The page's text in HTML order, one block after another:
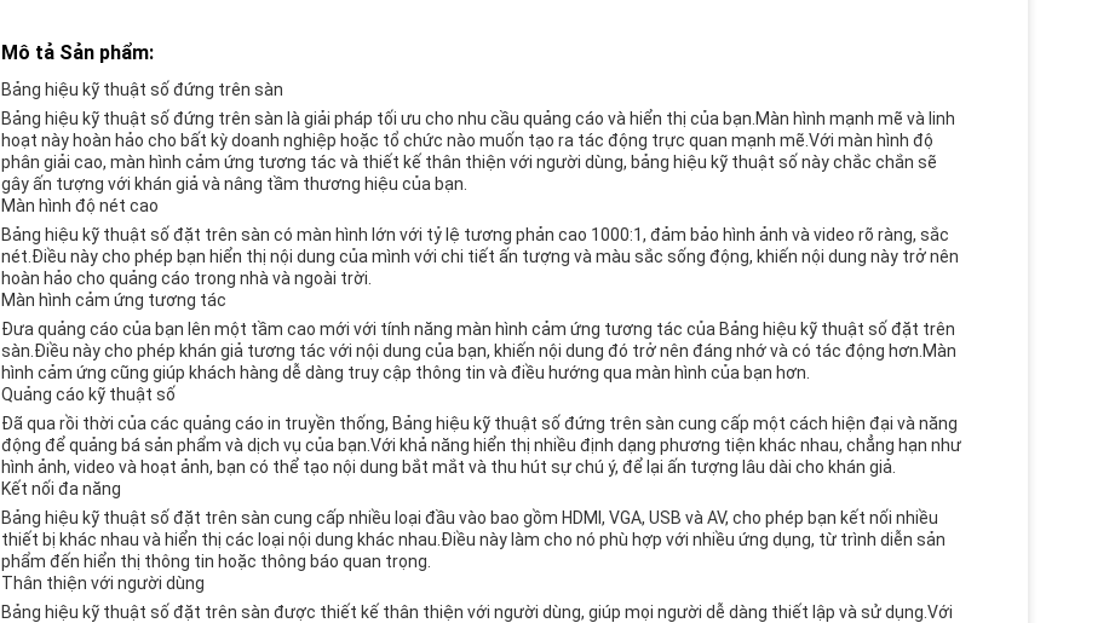
Mô tả Sản phẩm:
Bảng hiệu kỹ thuật số đứng trên sàn
Bảng hiệu kỹ thuật số đứng trên sàn là giải pháp tối ưu cho nhu cầu quảng cáo và hiển thị của bạn.Màn hình mạnh mẽ và linh
hoạt này hoàn hảo cho bất kỳ doanh nghiệp hoặc tổ chức nào muốn tạo ra tác động trực quan mạnh mẽ.Với màn hình độ
phân giải cao, màn hình cảm ứng tương tác và thiết kế thân thiện với người dùng, bảng hiệu kỹ thuật số này chắc chắn sẽ
gây ấn tượng với khán giả và nâng tầm thương hiệu của bạn.
Màn hình độ nét cao
Bảng hiệu kỹ thuật số đặt trên sàn có màn hình lớn với tỷ lệ tương phản cao 1000:1, đảm bảo hình ảnh và video rõ ràng, sắc
nét.Điều này cho phép bạn hiển thị nội dung của mình với chi tiết ấn tượng và màu sắc sống động, khiến nội dung này trở nên
hoàn hảo cho quảng cáo trong nhà và ngoài trời.
Màn hình cảm ứng tương tác
Đưa quảng cáo của bạn lên một tầm cao mới với tính năng màn hình cảm ứng tương tác của Bảng hiệu kỹ thuật số đặt trên
sàn.Điều này cho phép khán giả tương tác với nội dung của bạn, khiến nội dung đó trở nên đáng nhớ và có tác động hơn.Màn
hình cảm ứng cũng giúp khách hàng dễ dàng truy cập thông tin và điều hướng qua màn hình của bạn hơn.
Quảng cáo kỹ thuật số
Đã qua rồi thời của các quảng cáo in truyền thống, Bảng hiệu kỹ thuật số đứng trên sàn cung cấp một cách hiện đại và năng
động để quảng bá sản phẩm và dịch vụ của bạn.Với khả năng hiển thị nhiều định dạng phương tiện khác nhau, chẳng hạn như
hình ảnh, video và hoạt ảnh, bạn có thể tạo nội dung bắt mắt và thu hút sự chú ý, để lại ấn tượng lâu dài cho khán giả.
Kết nối đa năng
Bảng hiệu kỹ thuật số đặt trên sàn cung cấp nhiều loại đầu vào bao gồm HDMI, VGA, USB và AV, cho phép bạn kết nối nhiều
thiết bị khác nhau và hiển thị các loại nội dung khác nhau.Điều này làm cho nó phù hợp với nhiều ứng dụng, từ trình diễn sản
phẩm đến hiển thị thông tin hoặc thông báo quan trọng.
Thân thiện với người dùng
Bảng hiệu kỹ thuật số đặt trên sàn được thiết kế thân thiện với người dùng, giúp mọi người dễ dàng thiết lập và sử dụng.Với